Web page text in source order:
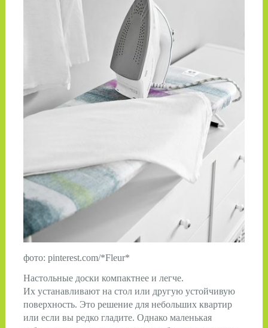
фото: pinterest.com/*Fleur*
Настольные доски компактнее и легче.
Их устанавливают на стол или другую устойчивую
поверхность. Это решение для небольших квартир
или если вы редко гладите. Однако маленькая